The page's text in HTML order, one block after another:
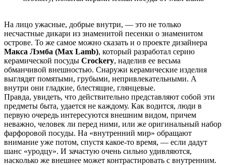
На лицо ужасные, добрые внутри, — это не только
несчастные дикари из знаменитой песенки о знаменитом
острове. То же самое можно сказать и о проекте дизайнера
Макса Лэмба (Max Lamb), который разработал серию
керамической посуды Crockery, наделив ее весьма
обманчивой внешностью. Снаружи керамические изделия
выглядят помятыми, грубыми, непривлекательными. А
внутри они гладкие, блестящие, глянцевые.
Правда, увидеть, что действительно представляют собой эти
предметы быта, удается не каждому. Как водится, люди в
первую очередь интересуются внешним видом, причем
неважно, человек ли перед ними, или же оригинальный набор
фарфоровой посуды. На «внутренний мир» обращают
внимание уже потом, спустя какое-то время, — если дадут
шанс «уродцу». И зачастую очень сильно удивляются,
насколько же внешнее может контрастировать с внутренним.